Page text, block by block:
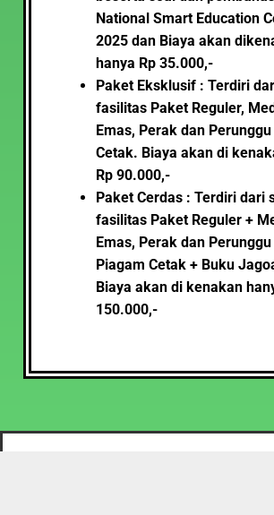
National Smart Education
2025 dan Biaya akan
hanya Rp 35.000,-
Paket Eksklusif : Terdiri
fasilitas Paket Reguler,
Emas, Perak dan
Cetak. Biaya akan di
Rp 90.000,-
Paket Cerdas : Terdiri dari
fasilitas Paket Reguler +
Emas, Perak dan
Piagam Cetak + Buku
Biaya akan di kenakan
150.000,-